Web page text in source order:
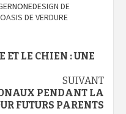
NONEDESIGN DE
OASIS DE VERDURE
ET LE CHIEN : UNE
SUIVANT
PENDANT LA
FUTURS PARENTS